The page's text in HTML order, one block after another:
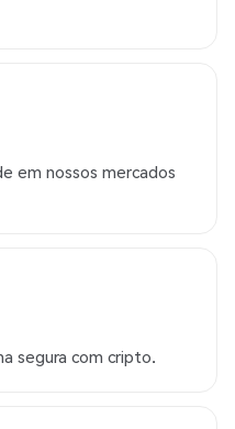
em nossos mercados
segura com cripto.